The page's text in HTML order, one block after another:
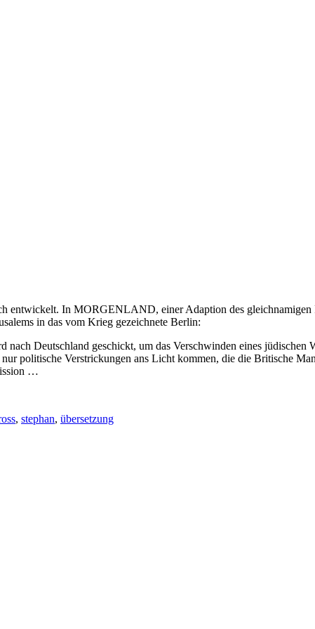
entwickelt. In MORGENLAND, einer Adaption des gleichnamigen
in das vom Krieg gezeichnete Berlin:
Deutschland geschickt, um das Verschwinden eines jüdischen
politische Verstrickungen ans Licht kommen, die die Britische
…
, stephan, übersetzung